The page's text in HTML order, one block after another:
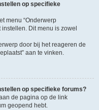
op specifieke
menu “Onderwerp
Dit menu is zowel
door bij het reageren de
aan te vinken.
op specifieke forums?
de pagina op de link
geopend hebt.